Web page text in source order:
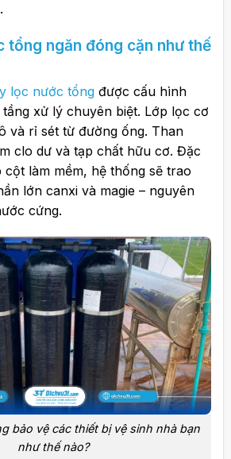
tổng ngăn đóng cặn như thế
lọc nước tổngđược cấu hình
xử lý chuyên biệt. Lớp lọc cơ
và rỉ sét từ đường ống. Than
clo dư và tạp chất hữu cơ. Đặc
làm mềm, hệ thống sẽ trao
lớn canxi và magie – nguyên
cứng.
bảo vệ các thiết bị vệ sinh nhà bạn
như thế nào?